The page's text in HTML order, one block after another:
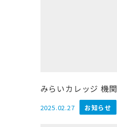
みらいカレッジ 機
投稿日
2025.02.27 お知らせ